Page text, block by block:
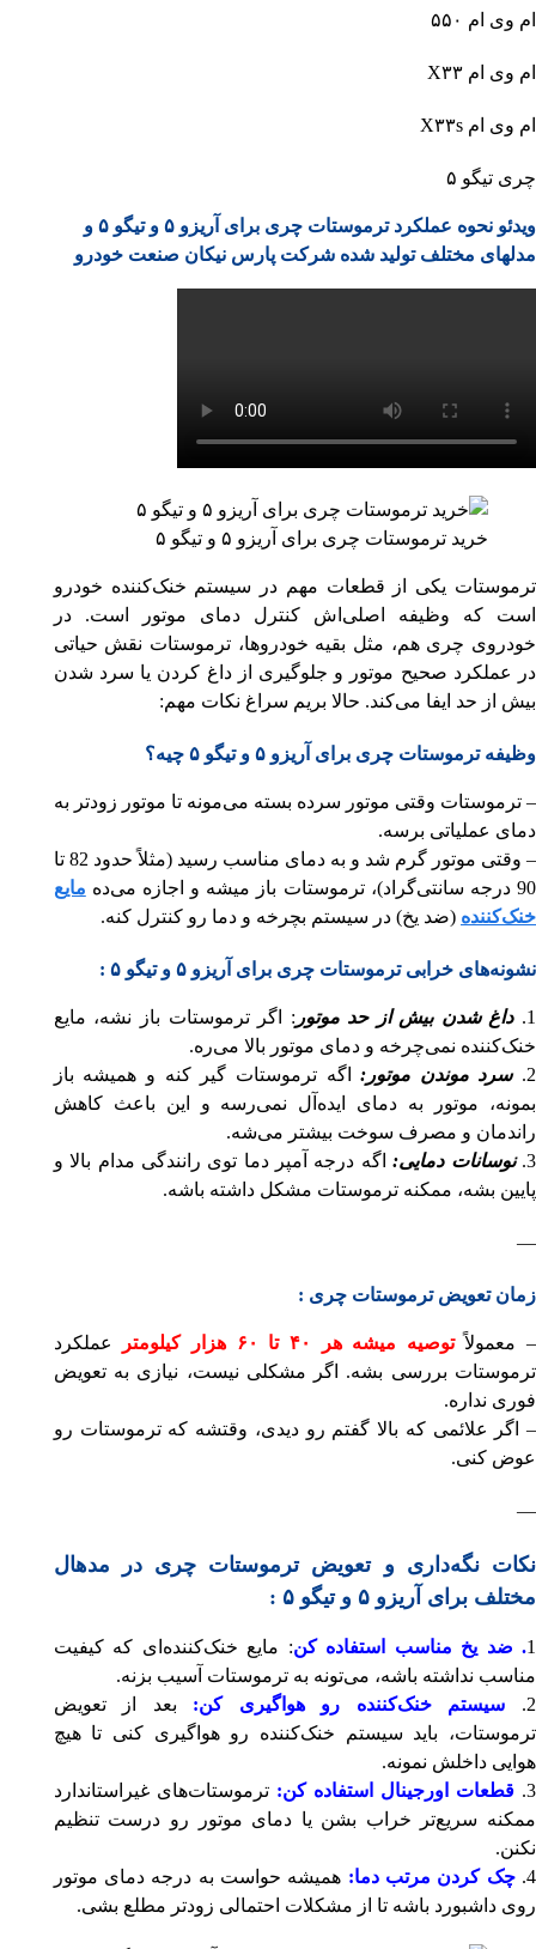
ام وی ام ۵۵۰
ام وی ام X۳۳
ام وی ام X۳۳s
چری تیگو ۵
ویدئو نحوه عملکرد ترموستات چری برای آریزو ۵ و تیگو ۵ و
مدلهای مختلف تولید شده شرکت پارس نیکان صنعت خودرو
خرید ترموستات چری برای آریزو ۵ و تیگو ۵
ترموستات یکی از قطعات مهم در سیستم خنک‌کننده خودرو
است که وظیفه اصلی‌اش کنترل دمای موتور است. در
خودروی چری هم، مثل بقیه خودروها، ترموستات نقش حیاتی
در عملکرد صحیح موتور و جلوگیری از داغ کردن یا سرد شدن
بیش از حد ایفا می‌کند. حالا بریم سراغ نکات مهم:
وظیفه ترموستات چری برای آریزو ۵ و تیگو ۵ چیه؟
– ترموستات وقتی موتور سرده بسته می‌مونه تا موتور زودتر به
دمای عملیاتی برسه.
– وقتی موتور گرم شد و به دمای مناسب رسید (مثلاً حدود 82 تا
90 درجه سانتی‌گراد)، ترموستات باز میشه و اجازه می‌ده
مایع
خنک‌کننده (ضد یخ) در سیستم بچرخه و دما رو کنترل کنه.
نشونه‌های خرابی ترموستات چری برای آریزو ۵ و تیگو ۵ :
1. داغ شدن بیش از حد موتور : اگر ترموستات باز نشه، مایع
خنک‌کننده نمی‌چرخه و دمای موتور بالا می‌ره.
2.
سرد موندن موتور:اگه ترموستات گیر کنه و همیشه باز
بمونه، موتور به دمای ایده‌آل نمی‌رسه و این باعث کاهش
راندمان و مصرف سوخت بیشتر می‌شه.
3. نوسانات دمایی:اگه درجه آمپر دما توی رانندگی مدام بالا و
پایین بشه، ممکنه ترموستات مشکل داشته باشه.
—
زمان تعویض ترموستات چری :
– معمولاًتوصیه میشه هر ۴۰ تا ۶۰ هزار کیلومتر
عملکرد
ترموستات بررسی بشه. اگر مشکلی نیست، نیازی به تعویض
فوری نداره.
– اگر علائمی که بالا گفتم رو دیدی، وقتشه که ترموستات رو
عوض کنی.
—
نکات نگه‌داری و تعویض ترموستات چری در مدهال
مختلف برای آریزو ۵ و تیگو ۵ :
1. ضد یخ مناسب استفاده کن: مایع خنک‌کننده‌ای که کیفیت
مناسب نداشته باشه، می‌تونه به ترموستات آسیب بزنه.
2.
سیستم خنک‌کننده رو هواگیری کن: بعد از تعویض
ترموستات، باید سیستم خنک‌کننده رو هواگیری کنی تا هیچ
هوایی داخلش نمونه.
3. قطعات اورجینال استفاده کن: ترموستات‌های غیراستاندارد
ممکنه سریع‌تر خراب بشن یا دمای موتور رو درست تنظیم
نکنن.
4. چک کردن مرتب دما: همیشه حواست به درجه دمای موتور
روی داشبورد باشه تا از مشکلات احتمالی زودتر مطلع بشی.